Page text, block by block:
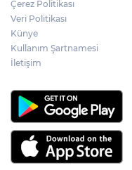
Çerez Politikası
Veri Politikası
Künye
Kullanım Şartnamesi
İletişim